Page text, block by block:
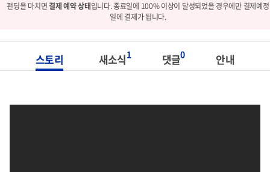
펀딩을 마치면결제 예약 상태입니다. 종료일에 100% 이상이 달성되었을 경우에만 결제예정
일에 결제가 됩니다.
스토리 새소식1 댓글0 안내